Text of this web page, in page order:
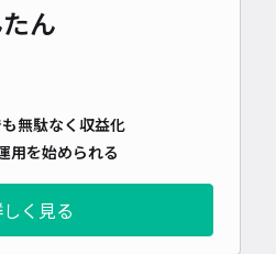
ん
無駄なく収益化
用を始められる
く見る